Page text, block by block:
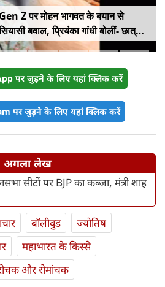
Gen Z पर मोहन भागवत के बयान से
बवाल, प्रियंका गांधी बोलीं- छात्रों
किसी सर्टिफिकेट की जरूरत नहीं
पर जुड़ने के लिए यहां क्लिक करें
पर जुड़ने के लिए यहां क्लिक करें
अगला लेख
सीटों पर BJP का कब्जा, मंत्री शाह
बॉलीवुड
ज्योतिष
महाभारत के किस्से
और रोमांचक